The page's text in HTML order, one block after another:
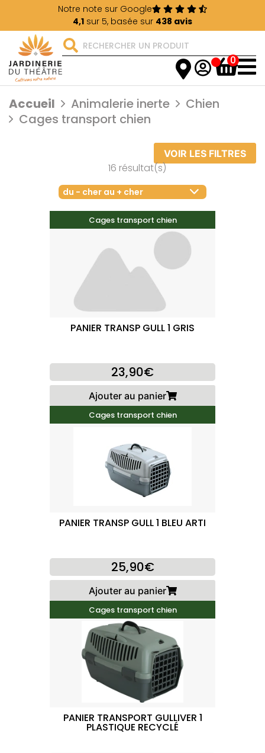
Notre note sur Google
4,1 sur 5, basée sur 438 avis
0
Accueil Animalerie inerte
Chien
Cages transport chien
VOIR LES FILTRES
16 résultat(s)
du - cher au + cher
Cages transport chien
PANIER TRANSP GULL 1 GRIS
23,90€
Ajouter au panier
Cages transport chien
PANIER TRANSP GULL 1 BLEU ARTI
25,90€
Ajouter au panier
Cages transport chien
PANIER TRANSPORT GULLIVER 1
PLASTIQUE RECYCLÉ